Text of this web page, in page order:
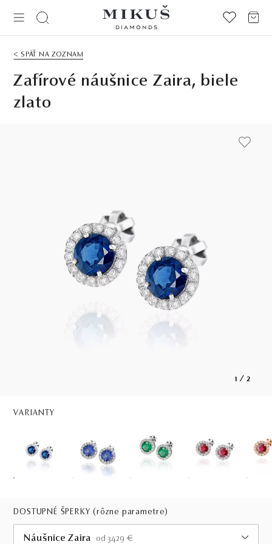
< SPÄŤ NA ZOZNAM
Zafírové náušnice Zaira, biele
zlato
1 / 2
VARIANTY
DOSTUPNÉ ŠPERKY(rôzne parametre)
Náušnice Zaira od 3429 €